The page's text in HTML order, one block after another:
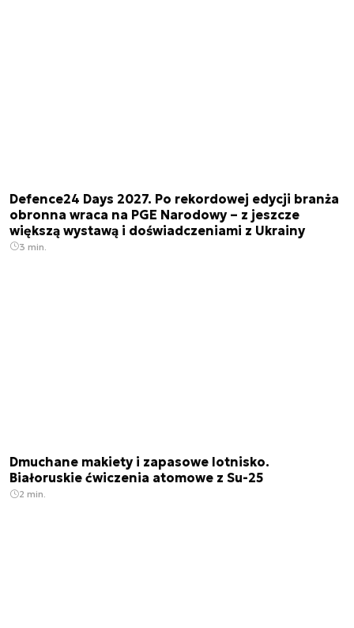
Defence24 Days 2027. Po rekordowej edycji branża
obronna wraca na PGE Narodowy – z jeszcze
większą wystawą i doświadczeniami z Ukrainy
3 min.
Dmuchane makiety i zapasowe lotnisko.
Białoruskie ćwiczenia atomowe z Su-25
2 min.